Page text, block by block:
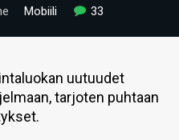
Mobiili 33
uutuudet
tarjoten puhtaan